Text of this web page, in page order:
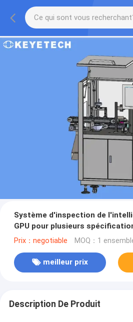
Système d'inspection de
GPU pour plusieurs
Prix：negotiable MOQ：1
meilleur prix
Description De Produit